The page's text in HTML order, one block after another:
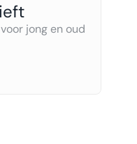
jong en oud